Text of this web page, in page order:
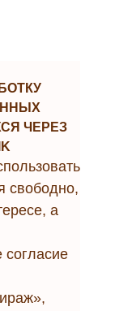
свободно,
а
согласие
ЧЕРЕЗ